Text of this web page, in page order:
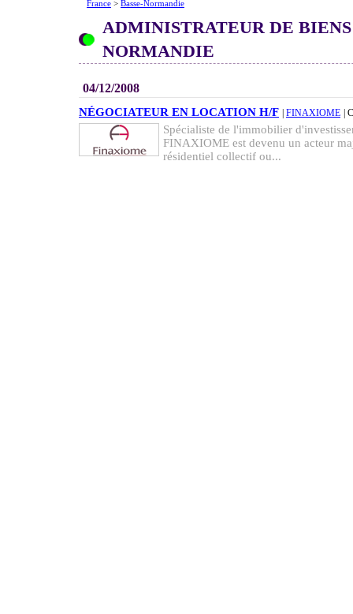
France > Basse-Normandie
ADMINISTRATEUR DE BIENS
NORMANDIE
04/12/2008
NÉGOCIATEUR EN LOCATION H/F FINAXIOME |
Spécialiste de l'immobilier
FINAXIOME est devenu un acteur
résidentiel collectif ou...